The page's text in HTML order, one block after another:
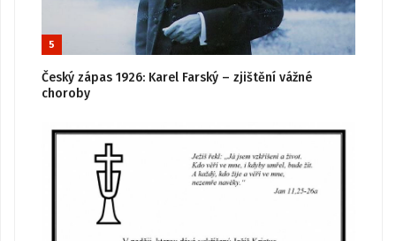
5
Český zápas 1926: Karel Farský – zjištění vážné
choroby